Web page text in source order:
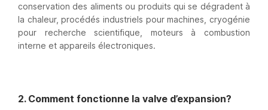
conservation des aliments ou produits qui se dégradent à
la chaleur, procédés industriels pour machines, cryogénie
pour recherche scientifique, moteurs à combustion
interne et appareils électroniques.
2. Comment fonctionne la valve d’expansion?